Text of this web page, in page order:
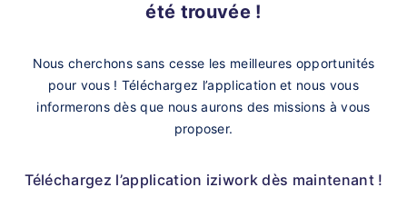
été trouvée !
Nous cherchons sans cesse les meilleures opportunités
pour vous ! Téléchargez l’application et nous vous
informerons dès que nous aurons des missions à vous
proposer.
Téléchargez l’application iziwork dès maintenant !